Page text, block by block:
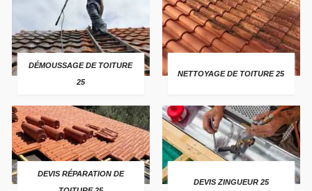
DÉMOUSSAGE DE TOITURE
25
NETTOYAGE DE TOITURE 25
DEVIS RÉPARATION DE
DEVIS ZINGUEUR 25